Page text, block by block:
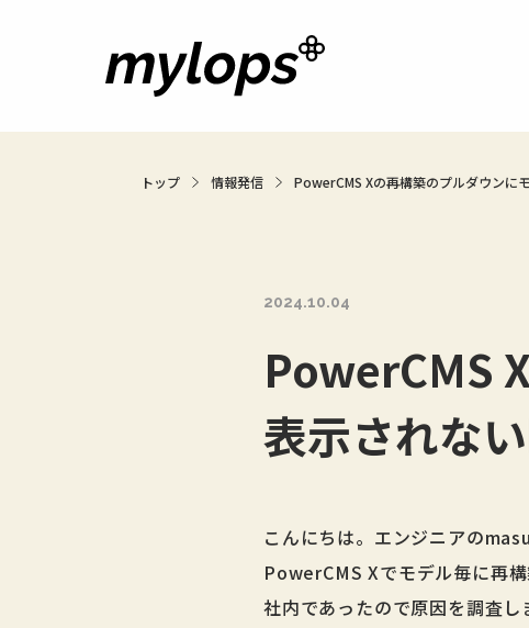
トップ 情報発信 PowerCMS Xの再構築のプルダウンに
2024.10.04
PowerCMS
表示されな
こんにちは。エンジニアの
PowerCMS Xでモデル毎に再
社内であったので原因を調査し